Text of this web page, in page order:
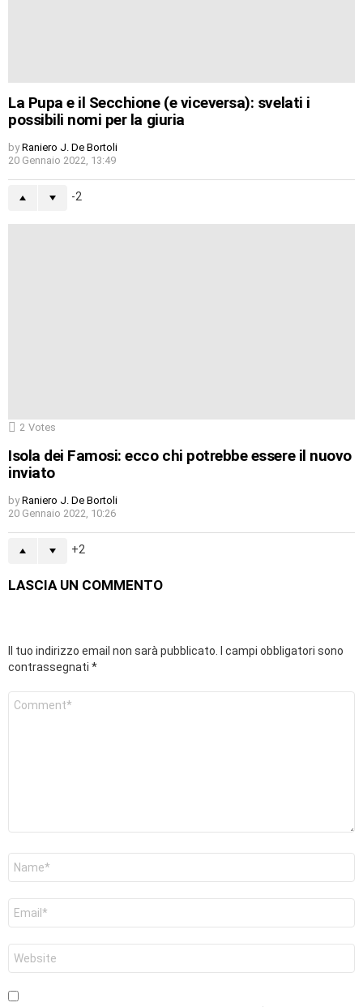
La Pupa e il Secchione (e viceversa): svelati i
possibili nomi per la giuria
by Raniero J. De Bortoli
20 Gennaio 2022, 13:49
-2
2 Votes
Isola dei Famosi: ecco chi potrebbe essere il nuovo
inviato
by Raniero J. De Bortoli
20 Gennaio 2022, 10:26
2
LASCIA UN COMMENTO
Il tuo indirizzo email non sarà pubblicato.
I campi obbligatori sono
contrassegnati *
Commento
web